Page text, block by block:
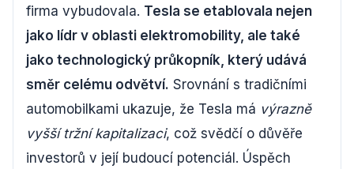
firma vybudovala. Tesla se etablovala nejen
jako lídr v oblasti elektromobility, ale také
jako technologický průkopník, který udává
směr celému odvětví. Srovnání s tradičními
automobilkami ukazuje, že Tesla má výrazně
vyšší tržní kapitalizaci, což svědčí o důvěře
investorů v její budoucí potenciál. Úspěch